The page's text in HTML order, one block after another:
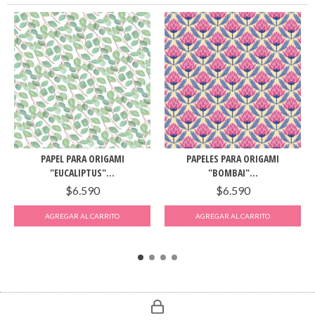
PAPEL PARA ORIGAMI
"EUCALIPTUS"...
$6.590
PAPELES PARA ORIGAMI
"BOMBAI"...
$6.590